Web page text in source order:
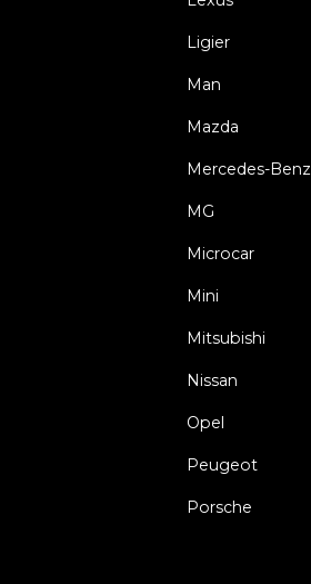
Ligier
Man
Mazda
Mercedes-Benz
MG
Microcar
Mini
Mitsubishi
Nissan
Opel
Peugeot
Porsche